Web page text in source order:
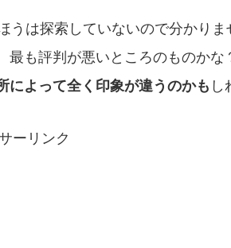
うは探索していないので分かり
も評判が悪いところのものかな
によって全く印象が違うのかも し
ーリンク